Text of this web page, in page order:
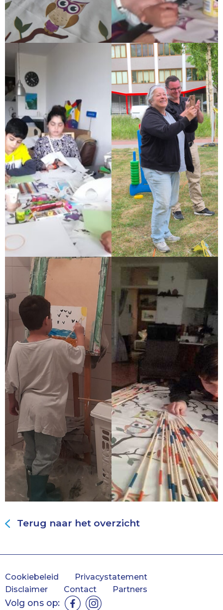
Terug naar het overzicht
Cookiebeleid
Privacystatement
Disclaimer
Contact Partners
Volg ons op: